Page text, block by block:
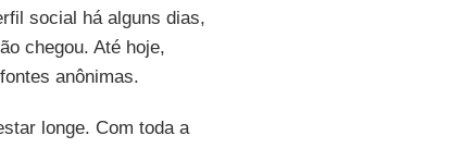
social há alguns dias,
chegou. Até hoje,
anônimas.
longe. Com toda a